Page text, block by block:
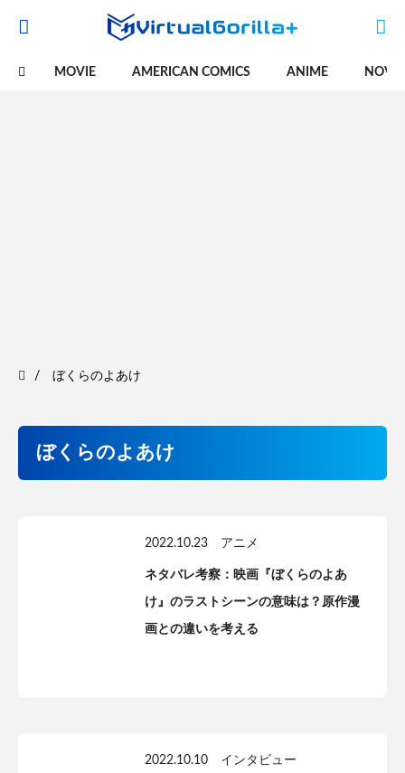
MOVIE AMERICAN COMICS ANIME
ぼくらのよあけ
ぼくらのよあけ
2022.10.23 アニメ
ネタバレ考察：映画『ぼくらのよあ
け』のラストシーンの意味は？原作漫
画との違いを考える
2022.10.10 インタビュー